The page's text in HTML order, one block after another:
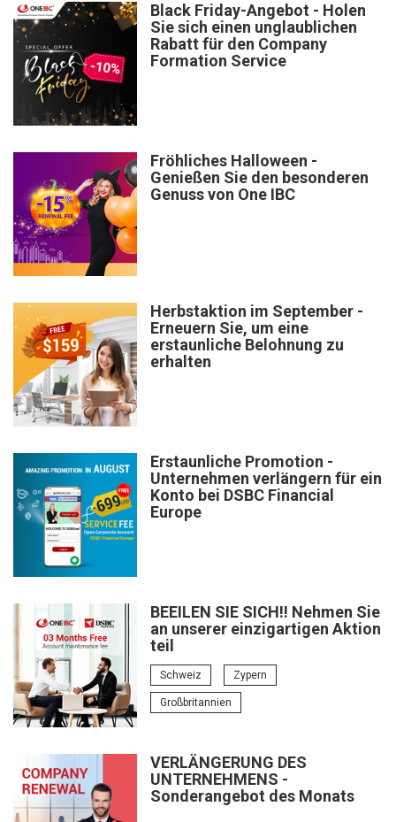
Black Friday-Angebot - Holen
Sie sich einen unglaublichen
Rabatt für den Company
Formation Service
Fröhliches Halloween -
Genießen Sie den besonderen
Genuss von One IBC
Herbstaktion im September -
Erneuern Sie, um eine
erstaunliche Belohnung zu
erhalten
Erstaunliche Promotion -
Unternehmen verlängern für ein
Konto bei DSBC Financial
Europe
BEEILEN SIE SICH!! Nehmen Sie
an unserer einzigartigen Aktion
teil
Schweiz Zypern
Großbritannien
VERLÄNGERUNG DES
UNTERNEHMENS -
Sonderangebot des Monats